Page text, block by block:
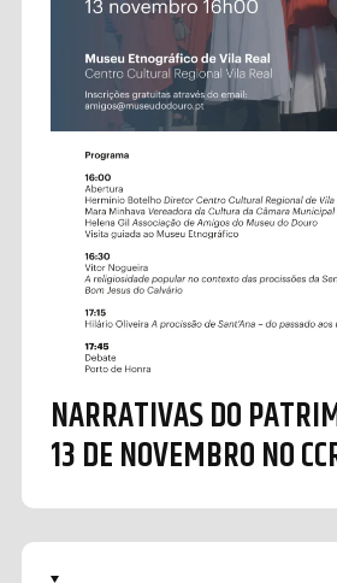
NARRATIVAS DO
13 DE NOVEMBRO NO